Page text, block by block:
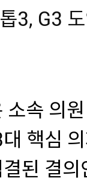
3, G3
소속 의
핵심
된 결